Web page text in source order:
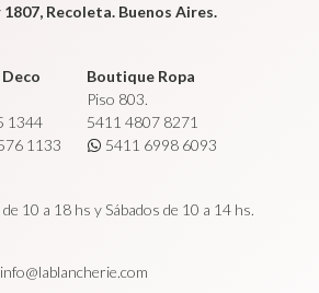
1807, Recoleta. Buenos Aires.
1344
1133
Boutique Ropa
Piso 803.
5411 4807 8271
5411 6998 6093
10 a 18 hs y Sábados de 10 a 14 hs.
info@lablancherie.com